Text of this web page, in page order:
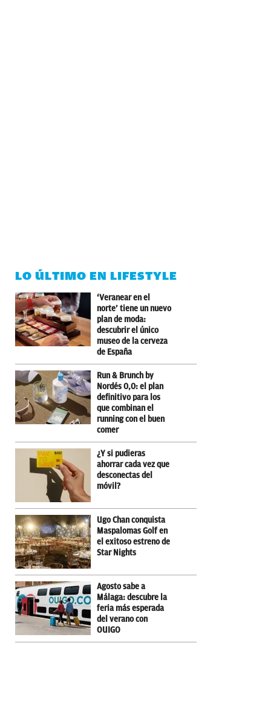
LO ÚLTIMO EN LIFESTYLE
‘Veranear en el
norte’ tiene un nuevo
plan de moda:
descubrir el único
museo de la cerveza
de España
Run & Brunch by
Nordés 0,0: el plan
definitivo para los
que combinan el
running con el buen
comer
¿Y si pudieras
ahorrar cada vez que
desconectas del
móvil?
Ugo Chan conquista
Maspalomas Golf en
el exitoso estreno de
Star Nights
Agosto sabe a
Málaga: descubre la
feria más esperada
del verano con
OUIGO